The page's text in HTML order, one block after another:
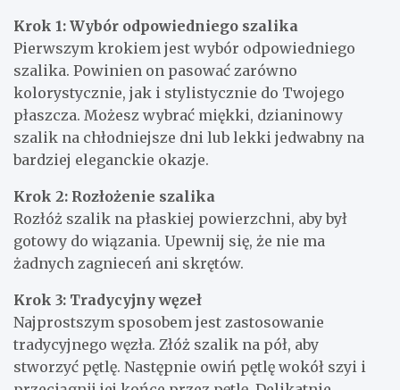
Krok 1: Wybór odpowiedniego szalika
Pierwszym krokiem jest wybór odpowiedniego
szalika. Powinien on pasować zarówno
kolorystycznie, jak i stylistycznie do Twojego
płaszcza. Możesz wybrać miękki, dzianinowy
szalik na chłodniejsze dni lub lekki jedwabny na
bardziej eleganckie okazje.
Krok 2: Rozłożenie szalika
Rozłóż szalik na płaskiej powierzchni, aby był
gotowy do wiązania. Upewnij się, że nie ma
żadnych zagnieceń ani skrętów.
Krok 3: Tradycyjny węzeł
Najprostszym sposobem jest zastosowanie
tradycyjnego węzła. Złóż szalik na pół, aby
stworzyć pętlę. Następnie owiń pętlę wokół szyi i